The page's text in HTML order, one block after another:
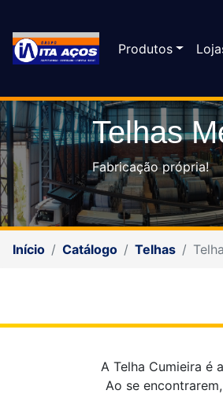
Produtos
Telhas
Fabricação própria!
Início Catálogo Telhas
A Telha Cumieira é
Ao se